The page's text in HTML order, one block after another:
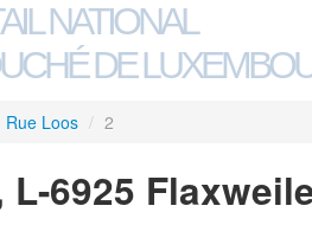
NATIONAL
DE
Rue Loos / 2
L-6925